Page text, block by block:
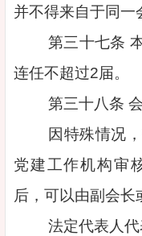
并不得来自于同一
第三十七条
连任不超过2届。
第三十八条
因特殊情况
党建工作机构审
后，可以由副会长
法定代表人代